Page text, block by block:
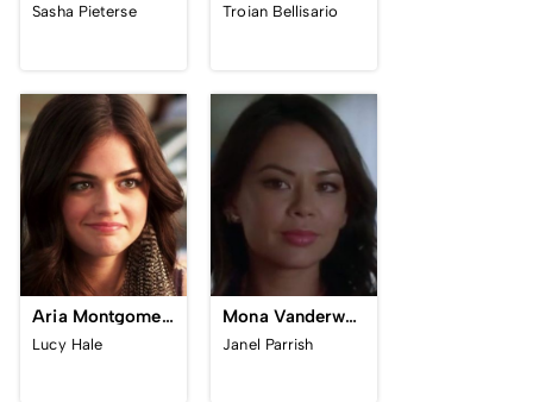
Sasha Pieterse Troian Bellisario
Aria Montgomery
Lucy Hale
Mona Vanderwaal
Janel Parrish